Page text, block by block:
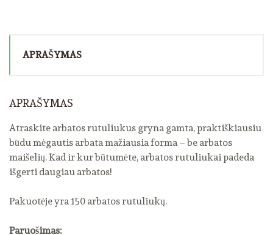
APRAŠYMAS
APRAŠYMAS
Atraskite arbatos rutuliukus gryna gamta, praktiškiausiu
būdu mėgautis arbata mažiausia forma – be arbatos
maišelių. Kad ir kur būtumėte, arbatos rutuliukai padeda
išgerti daugiau arbatos!
Pakuotėje yra 150 arbatos rutuliukų.
Paruošimas: